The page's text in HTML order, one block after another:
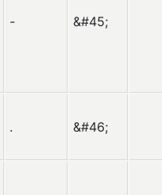
- &#45;
. &#46;